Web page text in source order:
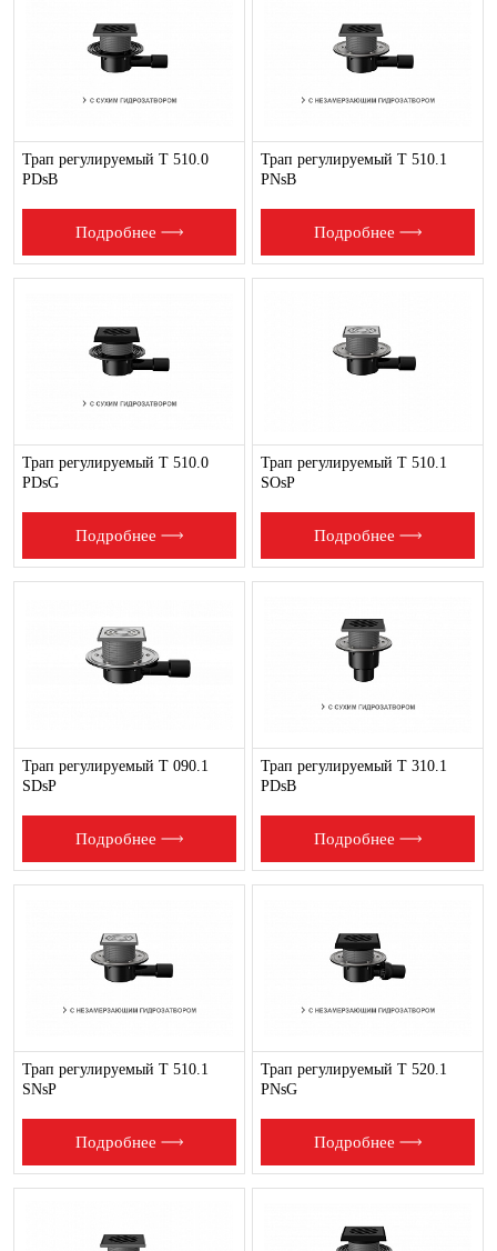
Трап регулируемый T 510.0
PDsB
Подробнее
Трап регулируемый T 510.1
PNsB
Подробнее
Трап регулируемый T 510.0
PDsG
Подробнее
Трап регулируемый T 510.1
SOsP
Подробнее
Трап регулируемый Т 090.1
SDsP
Подробнее
Трап регулируемый T 310.1
PDsB
Подробнее
Трап регулируемый T 510.1
SNsP
Подробнее
Трап регулируемый T 520.1
PNsG
Подробнее